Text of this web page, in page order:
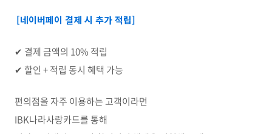
[네이버페이 결제 시 추가 적립]
✔ 결제 금액의 10% 적립
✔ 할인 +적립 동시 혜택 가능
편의점을 자주 이용하는 고객이라면
IBK나라사랑카드를 통해